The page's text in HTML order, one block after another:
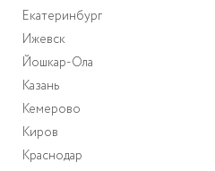
Екатеринбург
Ижевск
Йошкар-Ола
Казань
Кемерово
Киров
Краснодар